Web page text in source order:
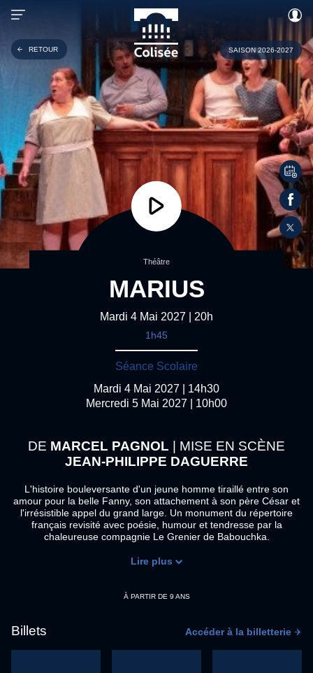
RETOUR SAISON 2026-2027
Théâtre
MARIUS
Mardi 4 Mai 2027 | 20h
1h45
Séance Scolaire
Mardi 4 Mai 2027 | 14h30
Mercredi 5 Mai 2027 | 10h00
DE MARCEL PAGNOL | MISE EN SCÈNE
JEAN-PHILIPPE DAGUERRE
L'histoire bouleversante d'un jeune homme tiraillé entre son
amour pour la belle Fanny, son attachement à son père César et
l'irrésistible appel du grand large. Un monument du répertoire
français revisité avec poésie, humour et tendresse par la
chaleureuse compagnie Le Grenier de Babouchka.
Lire plus
À PARTIR DE 9 ANS
Billets Accéder à la billetterie